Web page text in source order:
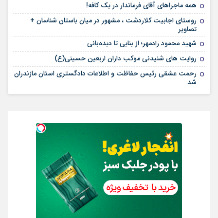
همه ماجراهای آقای فرماندار در یک کافه!
روستای اجابیت کلاردشت ، مشهور در میان باستان شناسان +
تصاویر
شهید محمود رادمهر؛ از بنایی تا دیده‌بانی
روایت های شنیدنی موکب داران اربعین حسینی(ع)
رحمت عشقی رئیس حفاظت و اطلاعات دادگستری استان مازندران
شد